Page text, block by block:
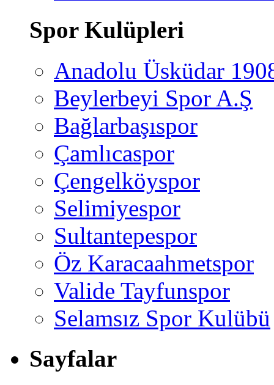
Spor Kulüpleri
Anadolu Üsküdar
Beylerbeyi Spor A.Ş
Bağlarbaşıspor
Çamlıcaspor
Çengelköyspor
Selimiyespor
Sultantepespor
Öz Karacaahmetspor
Valide Tayfunspor
Selamsız Spor Kulübü
Sayfalar